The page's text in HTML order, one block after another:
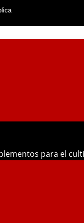
para el